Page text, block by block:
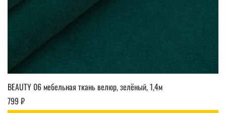
BEAUTY 06 мебельная ткань велюр, зелёный, 1,4м
799 ₽